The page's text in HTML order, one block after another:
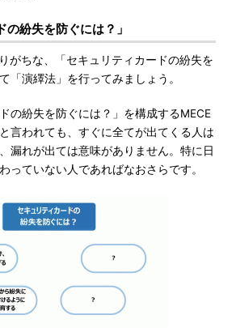
の紛失を防ぐには？」
がちな、「セキュリティカードの紛失を
「演繹法」を行ってみましょう。
の紛失を防ぐには？」を構成するMECE
言われても、すぐに全てが出てくる人は
漏れが出ては意味がありません。特に日
っていない人であればなおさらです。